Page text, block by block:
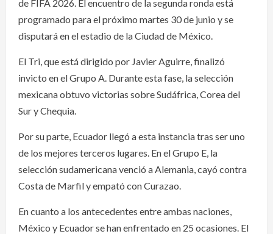
de FIFA 2026. El encuentro de la segunda ronda está
programado para el próximo martes 30 de junio y se
disputará en el estadio de la Ciudad de México.
El Tri, que está dirigido por Javier Aguirre, finalizó
invicto en el Grupo A. Durante esta fase, la selección
mexicana obtuvo victorias sobre Sudáfrica, Corea del
Sur y Chequia.
Por su parte, Ecuador llegó a esta instancia tras ser uno
de los mejores terceros lugares. En el Grupo E, la
selección sudamericana venció a Alemania, cayó contra
Costa de Marfil y empató con Curazao.
En cuanto a los antecedentes entre ambas naciones,
México y Ecuador se han enfrentado en 25 ocasiones. El